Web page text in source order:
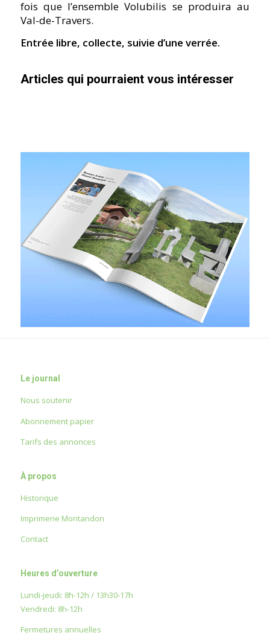
fois que lʼensemble Volubilis se produira au
Val-de-Travers.
Entrée libre, collecte, suivie dʼune verrée.
Articles qui pourraient vous intéresser
Le journal
Nous soutenir
Abonnement papier
Tarifs des annonces
À propos
Historique
Imprimerie Montandon
Contact
Heures d’ouverture
Lundi-jeudi: 8h-12h / 13h30-17h
Vendredi: 8h-12h
Fermetures annuelles